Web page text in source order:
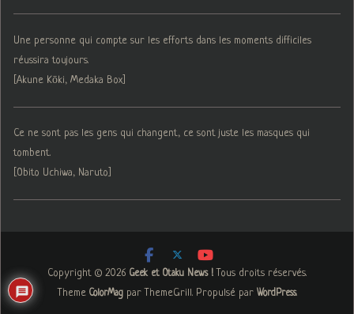
Une personne qui compte sur les efforts dans les moments difficiles
réussira toujours.
[Akune Kōki, Medaka Box]
Ce ne sont pas les gens qui changent, ce sont juste les masques qui
tombent.
[Obito Uchiwa, Naruto]
Copyright © 2026 Geek et Otaku News !. Tous droits réservés.
Theme ColorMagpar ThemeGrill. Propulsé par WordPress.